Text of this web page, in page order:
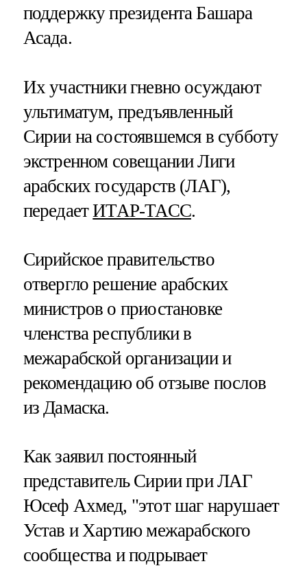
поддержку президента Башара
Асада.
Их участники гневно осуждают
ультиматум, предъявленный
Сирии на состоявшемся в субботу
экстренном совещании Лиги
арабских государств (ЛАГ),
передаетИТАР-ТАСС.
Сирийское правительство
отвергло решение арабских
министров о приостановке
членства республики в
межарабской организации и
рекомендацию об отзыве послов
из Дамаска.
Как заявил постоянный
представитель Сирии при ЛАГ
Юсеф Ахмед, "этот шаг нарушает
Устав и Хартию межарабского
сообщества и подрывает